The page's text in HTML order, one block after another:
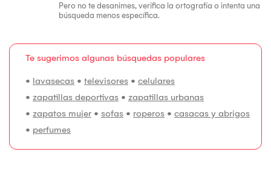
Pero no te desanimes, verifica la ortografía o intenta una
búsqueda menos específica.
Te sugerimos algunas búsquedas populares
• lavasecas • televisores • celulares
• zapatillas deportivas • zapatillas urbanas
• zapatos mujer • sofas • roperos • casacas y abrigos
• perfumes